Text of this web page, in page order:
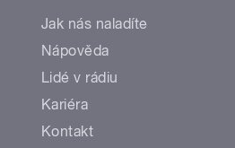
Jak nás naladíte
Nápověda
Lidé v rádiu
Kariéra
Kontakt